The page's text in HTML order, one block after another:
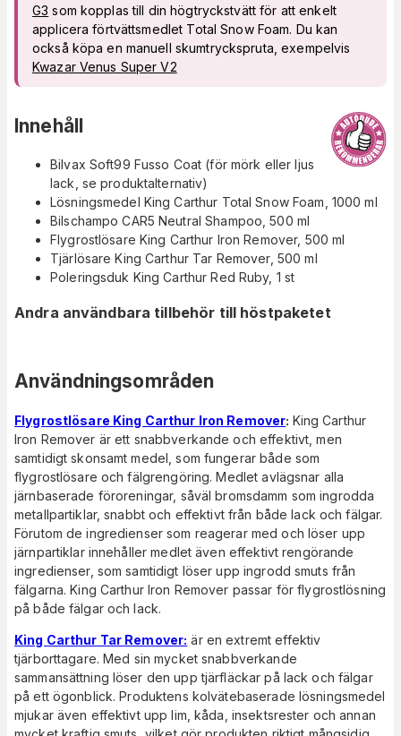
G3 som kopplas till din högtryckstvätt för att enkelt
applicera förtvättsmedlet Total Snow Foam. Du kan
också köpa en manuell skumtryckspruta, exempelvis
Kwazar Venus Super V2
Innehåll
Bilvax Soft99 Fusso Coat (för mörk eller ljus
lack, se produktalternativ)
Lösningsmedel King Carthur Total Snow Foam, 1000 ml
Bilschampo CAR5 Neutral Shampoo, 500 ml
Flygrostlösare King Carthur Iron Remover, 500 ml
Tjärlösare King Carthur Tar Remover, 500 ml
Poleringsduk King Carthur Red Ruby, 1 st
Andra användbara tillbehör till höstpaketet
Användningsområden
Flygrostlösare King Carthur Iron Remover: King Carthur
Iron Remover är ett snabbverkande och effektivt, men
samtidigt skonsamt medel, som fungerar både som
flygrostlösare och fälgrengöring. Medlet avlägsnar alla
järnbaserade föroreningar, såväl bromsdamm som ingrodda
metallpartiklar, snabbt och effektivt från både lack och fälgar.
Förutom de ingredienser som reagerar med och löser upp
järnpartiklar innehåller medlet även effektivt rengörande
ingredienser, somsamtidigt löser upp ingrodd smuts från
fälgarna. King Carthur Iron Remover passar för flygrostlösning
på både fälgar och lack.
King Carthur Tar Remover: är en extremt effektiv
tjärborttagare. Med sin mycket snabbverkande
sammansättning löser den upp tjärfläckar på lack och fälgar
på ett ögonblick. Produktens kolvätebaserade lösningsmedel
mjukar även effektivt upp lim, kåda, insektsrester och annan